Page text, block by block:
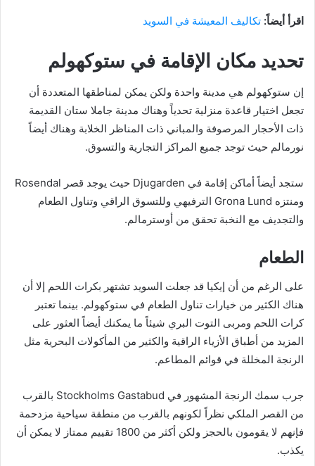
اقرأ أيضاً: تكاليف المعيشة في السويد
تحديد مكان الإقامة في ستوكهولم
إن ستوكهولم هي مدينة واحدة ولكن يمكن لمناطقها المتعددة أن
تجعل اختيار قاعدة منزلية تحدياً وهناك مدينة جاملا ستان القديمة
ذات الأحجار المرصوفة والمباني ذات المناظر الخلابة وهناك أيضاً
نورمالم حيث توجد جميع المراكز التجارية والتسوق.
ستجد أيضاً أماكن إقامة في Djugarden حيث يوجد قصر Rosendal
ومنتزه Grona Lund الترفيهي وللتسوق الراقي وتناول الطعام
والتجديف مع النخبة تحقق من أوسترمالم.
الطعام
على الرغم من أن إيكيا قد جعلت السويد تشتهر بكرات اللحم إلا أن
هناك الكثير من خيارات تناول الطعام في ستوكهولم. بينما تعتبر
كرات اللحم ومربى التوت البري شيئاً ما يمكنك أيضاً العثور على
المزيد من أطباق الأزياء الراقية والكثير من المأكولات البحرية مثل
الرنجة المخللة في قوائم المطاعم.
جرب سمك الرنجة المشهور في Stockholms Gastabud بالقرب
من القصر الملكي نظراً لكونهم بالقرب من منطقة سياحية مزدحمة
فإنهم لا يقومون بالحجز ولكن أكثر من 1800 تقييم ممتاز لا يمكن أن
يكذب.